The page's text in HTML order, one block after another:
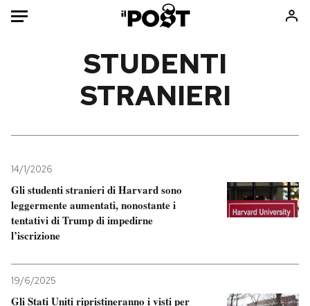
Mondo
Tecnologia
Internet
Scienza
Cultura
Sport
Libri
Ok Boomer!
STUDENTI
STRANIERI
14/1/2026
Gli studenti stranieri di Harvard sono
leggermente aumentati, nonostante i
tentativi di Trump di impedirne
l’iscrizione
19/6/2025
Gli Stati Uniti ripristineranno i visti per